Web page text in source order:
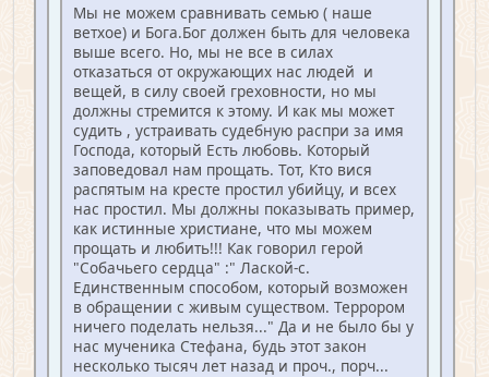
Мы не можем сравнивать семью ( наше
ветхое) и Бога.Бог должен быть для человека
выше всего. Но, мы не все в силах
отказаться от окружающих нас людей и
вещей, в силу своей греховности, но мы
должны стремится к этому. И как мы может
судить , устраивать судебную распри за имя
Господа, который Есть любовь. Который
заповедовал нам прощать. Тот, Кто вися
распятым на кресте простил убийцу, и всех
нас простил. Мы должны показывать пример,
как истинные христиане, что мы можем
прощать и любить!!! Как говорил герой
"Собачьего сердца" :" Лаской-с.
Единственным способом, который возможен
в обращении с живым существом. Террором
ничего поделать нельзя..." Да и не было бы у
нас мученика Стефана, будь этот закон
несколько тысяч лет назад и проч., порч...